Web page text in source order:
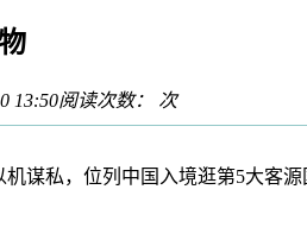
13:50阅读次数： 次
私，位列中国入境逛第5大客源